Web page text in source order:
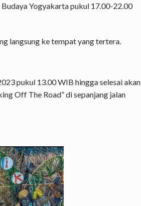
Yogyakarta pukul 17.00-22.00
langsung ke tempat yang tertera.
pukul 13.00 WIB hingga selesai akan
Off The Road” di sepanjang jalan